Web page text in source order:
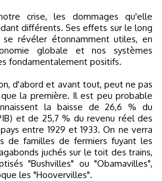
crise, les dommages qu'elle
différents. Ses effets sur le long
révéler étonnamment utiles, en
globale et nos systèmes
fondamentalement positifs.
d'abord et avant tout, peut ne pas
la première. Il est peu probable
la baisse de 26,6 % du
et de 25,7 % du revenu réel des
entre 1929 et 1933. On ne verra
de familles de fermiers fuyant les
juchés sur le toit des trains,
"Bushvilles" ou "Obamavilles",
les "Hoovervilles".